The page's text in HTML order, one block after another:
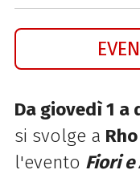
Da giovedì 1 a
si svolge a Rho
l'evento Fiori